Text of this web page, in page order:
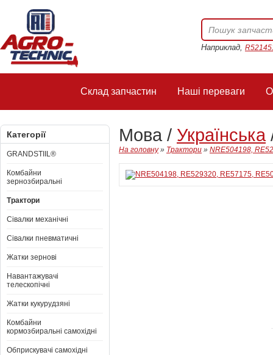
Наприклад,
Склад запчастин Наші переваги
Категорії
GRANDSTIIL®
Комбайни
зернозбиральні
Трактори
Сівалки механічні
Сівалки пневматичні
Жатки зернові
Навантажувачі
телескопічні
Жатки кукурудзяні
Комбайни
кормозбиральні самохідні
Обприскувачі самохідні
Мова / Українська
На головну» Трактори » NRE504198,